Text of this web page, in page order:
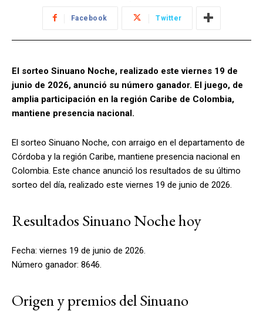
Facebook Twitter
El sorteo Sinuano Noche, realizado este viernes 19 de
junio de 2026, anunció su número ganador. El juego, de
amplia participación en la región Caribe de Colombia,
mantiene presencia nacional.
El sorteo Sinuano Noche, con arraigo en el departamento de
Córdoba y la región Caribe, mantiene presencia nacional en
Colombia. Este chance anunció los resultados de su último
sorteo del día, realizado este viernes 19 de junio de 2026.
Resultados Sinuano Noche hoy
Fecha: viernes 19 de junio de 2026.
Número ganador: 8646.
Origen y premios del Sinuano